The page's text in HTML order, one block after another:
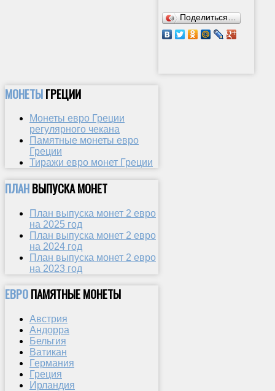
Поделиться…
МОНЕТЫГРЕЦИИ
Монеты евро Греции
регулярного чекана
Памятные монеты евро
Греции
Тиражи евро монет Греции
ПЛАНВЫПУСКА МОНЕТ
План выпуска монет 2 евро
на 2025 год
План выпуска монет 2 евро
на 2024 год
План выпуска монет 2 евро
на 2023 год
ЕВРОПАМЯТНЫЕ МОНЕТЫ
Австрия
Андорра
Бельгия
Ватикан
Германия
Греция
Ирландия